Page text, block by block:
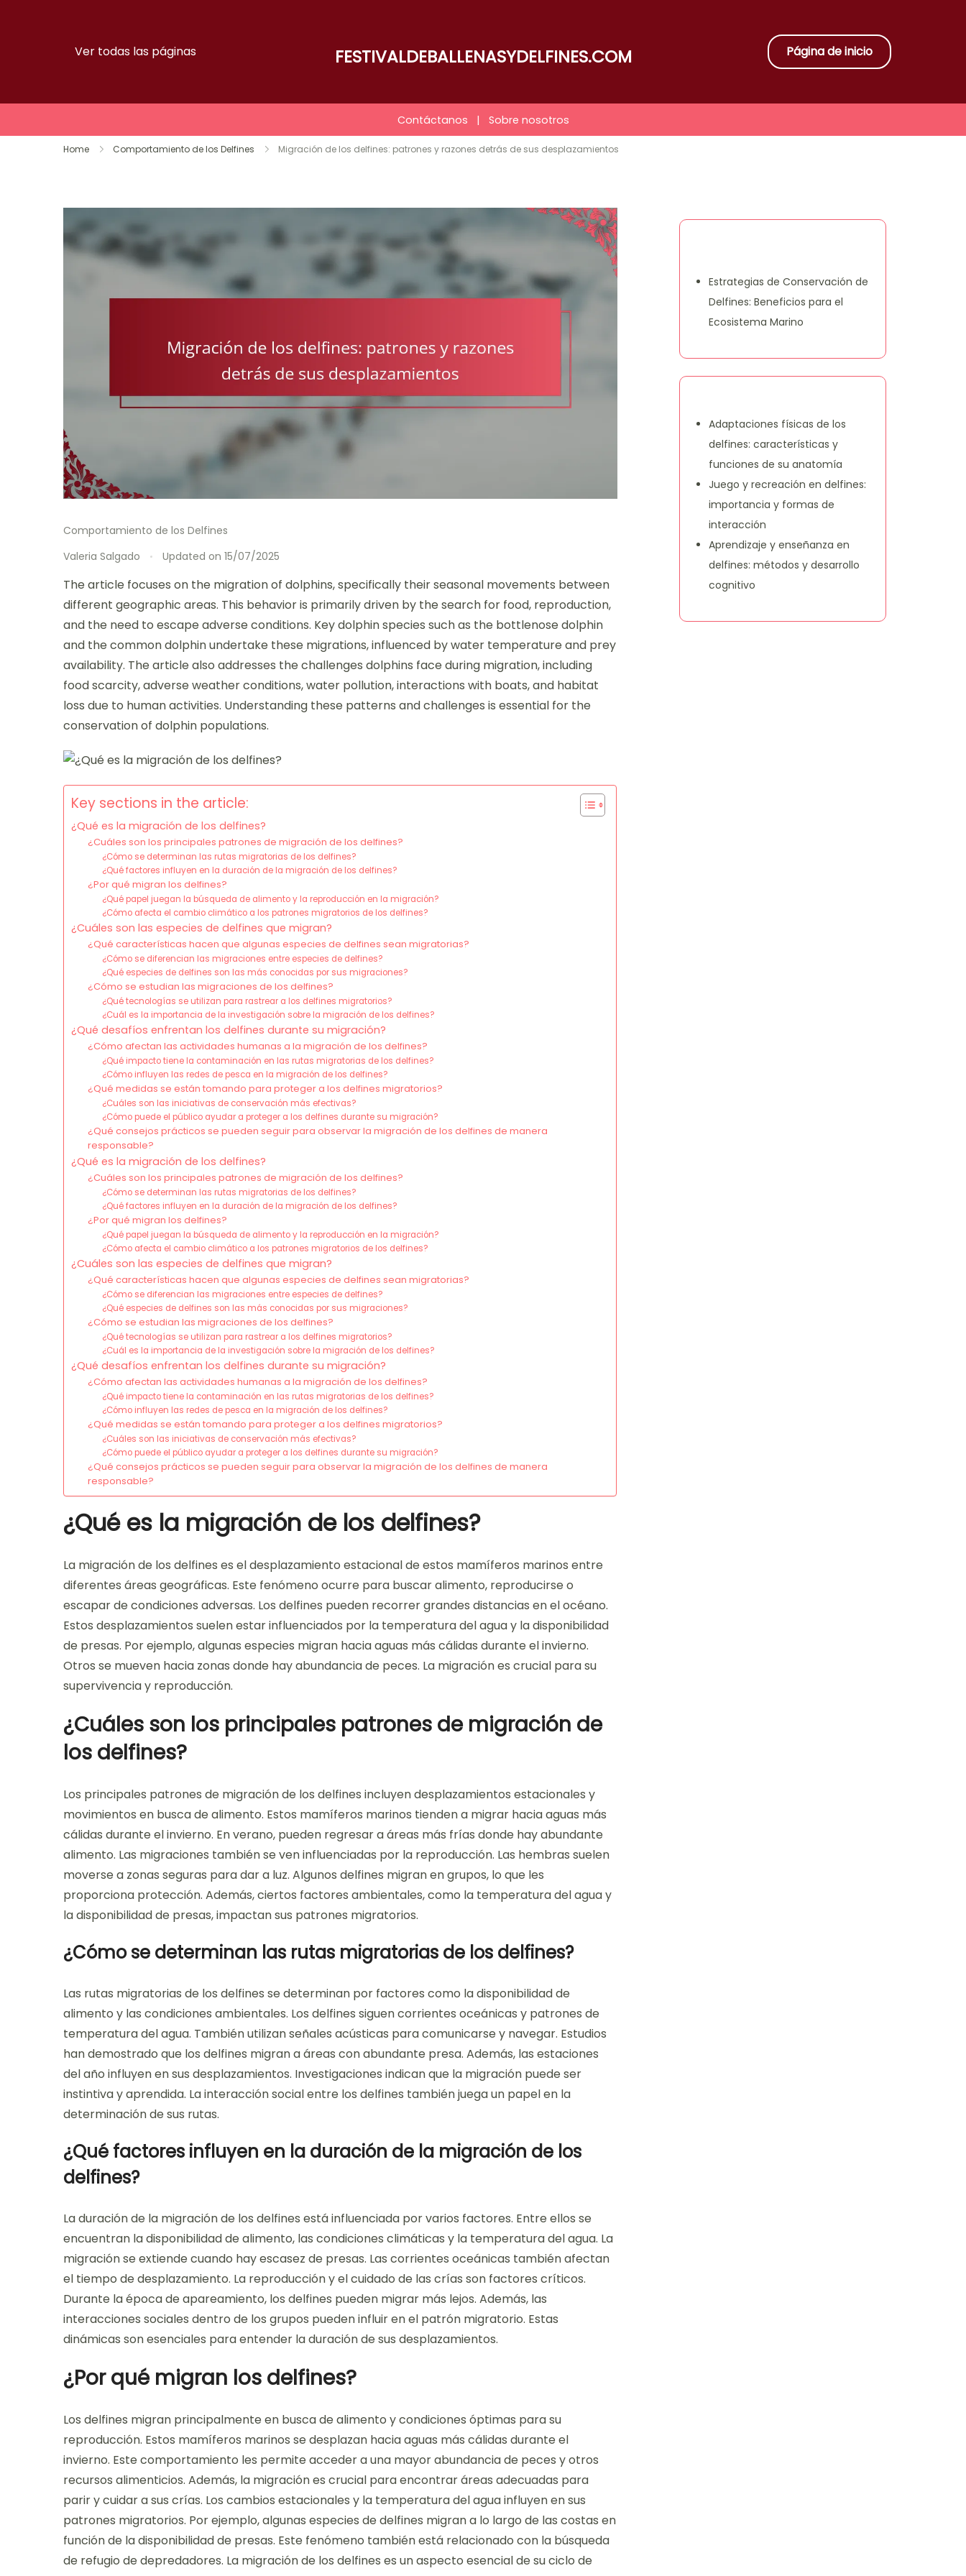
Ver todas las páginas FESTIVALDEBALLENASYDELFINES.COM Página de inicio
Contáctanos | Sobre nosotros
Home Comportamiento de los Delfines Migración de los delfines: patrones y razones detrás de sus desplazamientos
Comportamiento de los Delfines
Valeria Salgado
Updated on 15/07/2025
The article focuses on the migration of dolphins, specifically their seasonal movements between
different geographic areas. This behavior is primarily driven by the search for food, reproduction,
and the need to escape adverse conditions. Key dolphin species such as the bottlenose dolphin
and the common dolphin undertake these migrations, influenced by water temperature and prey
availability. The article also addresses the challenges dolphins face during migration, including
food scarcity, adverse weather conditions, water pollution, interactions with boats, and habitat
loss due to human activities. Understanding these patterns and challenges is essential for the
conservation of dolphin populations.
Key sections in the article:
¿Qué es la migración de los delfines?
¿Cuáles son los principales patrones de migración de los delfines?
¿Cómo se determinan las rutas migratorias de los delfines?
¿Qué factores influyen en la duración de la migración de los delfines?
¿Por qué migran los delfines?
¿Qué papel juegan la búsqueda de alimento y la reproducción en la migración?
¿Cómo afecta el cambio climático a los patrones migratorios de los delfines?
¿Cuáles son las especies de delfines que migran?
¿Qué características hacen que algunas especies de delfines sean migratorias?
¿Cómo se diferencian las migraciones entre especies de delfines?
¿Qué especies de delfines son las más conocidas por sus migraciones?
¿Cómo se estudian las migraciones de los delfines?
¿Qué tecnologías se utilizan para rastrear a los delfines migratorios?
¿Cuál es la importancia de la investigación sobre la migración de los delfines?
¿Qué desafíos enfrentan los delfines durante su migración?
¿Cómo afectan las actividades humanas a la migración de los delfines?
¿Qué impacto tiene la contaminación en las rutas migratorias de los delfines?
¿Cómo influyen las redes de pesca en la migración de los delfines?
¿Qué medidas se están tomando para proteger a los delfines migratorios?
¿Cuáles son las iniciativas de conservación más efectivas?
¿Cómo puede el público ayudar a proteger a los delfines durante su migración?
¿Qué consejos prácticos se pueden seguir para observar la migración de los delfines de manera
responsable?
¿Qué es la migración de los delfines?
¿Cuáles son los principales patrones de migración de los delfines?
¿Cómo se determinan las rutas migratorias de los delfines?
¿Qué factores influyen en la duración de la migración de los delfines?
¿Por qué migran los delfines?
¿Qué papel juegan la búsqueda de alimento y la reproducción en la migración?
¿Cómo afecta el cambio climático a los patrones migratorios de los delfines?
¿Cuáles son las especies de delfines que migran?
¿Qué características hacen que algunas especies de delfines sean migratorias?
¿Cómo se diferencian las migraciones entre especies de delfines?
¿Qué especies de delfines son las más conocidas por sus migraciones?
¿Cómo se estudian las migraciones de los delfines?
¿Qué tecnologías se utilizan para rastrear a los delfines migratorios?
¿Cuál es la importancia de la investigación sobre la migración de los delfines?
¿Qué desafíos enfrentan los delfines durante su migración?
¿Cómo afectan las actividades humanas a la migración de los delfines?
¿Qué impacto tiene la contaminación en las rutas migratorias de los delfines?
¿Cómo influyen las redes de pesca en la migración de los delfines?
¿Qué medidas se están tomando para proteger a los delfines migratorios?
¿Cuáles son las iniciativas de conservación más efectivas?
¿Cómo puede el público ayudar a proteger a los delfines durante su migración?
¿Qué consejos prácticos se pueden seguir para observar la migración de los delfines de manera
responsable?
¿Qué es la migración de los delfines?
La migración de los delfines es el desplazamiento estacional de estos mamíferos marinos entre
diferentes áreas geográficas. Este fenómeno ocurre para buscar alimento, reproducirse o
escapar de condiciones adversas. Los delfines pueden recorrer grandes distancias en el océano.
Estos desplazamientos suelen estar influenciados por la temperatura del agua y la disponibilidad
de presas. Por ejemplo, algunas especies migran hacia aguas más cálidas durante el invierno.
Otros se mueven hacia zonas donde hay abundancia de peces. La migración es crucial para su
supervivencia y reproducción.
¿Cuáles son los principales patrones de migración de
los delfines?
Los principales patrones de migración de los delfines incluyen desplazamientos estacionales y
movimientos en busca de alimento. Estos mamíferos marinos tienden a migrar hacia aguas más
cálidas durante el invierno. En verano, pueden regresar a áreas más frías donde hay abundante
alimento. Las migraciones también se ven influenciadas por la reproducción. Las hembras suelen
moverse a zonas seguras para dar a luz. Algunos delfines migran en grupos, lo que les
proporciona protección. Además, ciertos factores ambientales, como la temperatura del agua y
la disponibilidad de presas, impactan sus patrones migratorios.
¿Cómo se determinan las rutas migratorias de los delfines?
Las rutas migratorias de los delfines se determinan por factores como la disponibilidad de
alimento y las condiciones ambientales. Los delfines siguen corrientes oceánicas y patrones de
temperatura del agua. También utilizan señales acústicas para comunicarse y navegar. Estudios
han demostrado que los delfines migran a áreas con abundante presa. Además, las estaciones
del año influyen en sus desplazamientos. Investigaciones indican que la migración puede ser
instintiva y aprendida. La interacción social entre los delfines también juega un papel en la
determinación de sus rutas.
¿Qué factores influyen en la duración de la migración de los
delfines?
La duración de la migración de los delfines está influenciada por varios factores. Entre ellos se
encuentran la disponibilidad de alimento, las condiciones climáticas y la temperatura del agua. La
migración se extiende cuando hay escasez de presas. Las corrientes oceánicas también afectan
el tiempo de desplazamiento. La reproducción y el cuidado de las crías son factores críticos.
Durante la época de apareamiento, los delfines pueden migrar más lejos. Además, las
interacciones sociales dentro de los grupos pueden influir en el patrón migratorio. Estas
dinámicas son esenciales para entender la duración de sus desplazamientos.
¿Por qué migran los delfines?
Los delfines migran principalmente en busca de alimento y condiciones óptimas para su
reproducción. Estos mamíferos marinos se desplazan hacia aguas más cálidas durante el
invierno. Este comportamiento les permite acceder a una mayor abundancia de peces y otros
recursos alimenticios. Además, la migración es crucial para encontrar áreas adecuadas para
parir y cuidar a sus crías. Los cambios estacionales y la temperatura del agua influyen en sus
patrones migratorios. Por ejemplo, algunas especies de delfines migran a lo largo de las costas en
función de la disponibilidad de presas. Este fenómeno también está relacionado con la búsqueda
de refugio de depredadores. La migración de los delfines es un aspecto esencial de su ciclo de
Estrategias de Conservación de
Delfines: Beneficios para el
Ecosistema Marino
Adaptaciones físicas de los
delfines: características y
funciones de su anatomía
Juego y recreación en delfines:
importancia y formas de
interacción
Aprendizaje y enseñanza en
delfines: métodos y desarrollo
cognitivo